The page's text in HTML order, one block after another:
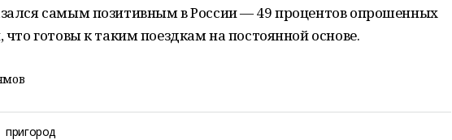
самым позитивным в России — 49 процентов опрошенных
готовы к таким поездкам на постоянной основе.
пригород